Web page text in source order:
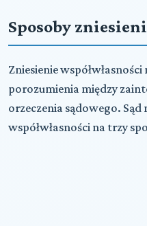
Sposoby
Zniesienie
porozumienia między
orzeczenia sądowego.
współwłasności na trzy